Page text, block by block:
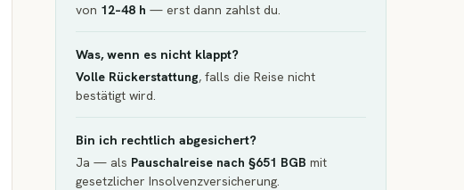
von 12–48 h — erst dann zahlst du.
Was, wenn es nicht klappt?
Volle Rückerstattung, falls die Reise nicht
bestätigt wird.
Bin ich rechtlich abgesichert?
Ja — als Pauschalreise nach §651 BGB mit
gesetzlicher Insolvenzversicherung.